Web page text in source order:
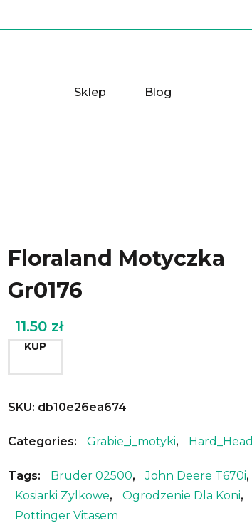
Sklep Blog
Floraland Motyczka
Gr0176
11.50 zł
KUP
SKU: db10e26ea674
Categories: Grabie_i_motyki, Hard_Head
Tags: Bruder 02500, John Deere T670i,
Kosiarki Zylkowe, Ogrodzenie Dla Koni,
Pottinger Vitasem